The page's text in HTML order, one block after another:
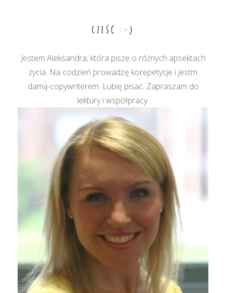
CZEŚĆ :-)
Jestem Aleksandra, która pisze o różnych apsektach
życia. Na codzień prowadzę korepetycje i jestm
damą-copywriterem. Lubię pisać. Zapraszam do
lektury i współpracy.